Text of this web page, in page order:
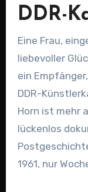
DDR-
Eine Frau, eingeschlafen im Kerzenschein. Ein
liebevoller
ein
DDR-
Horn ist mehr
lückenlos
1961, nur